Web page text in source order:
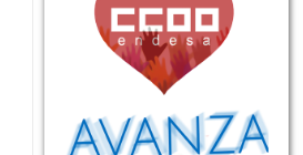
14
trabajadores
de
Endesa
S.A.
y